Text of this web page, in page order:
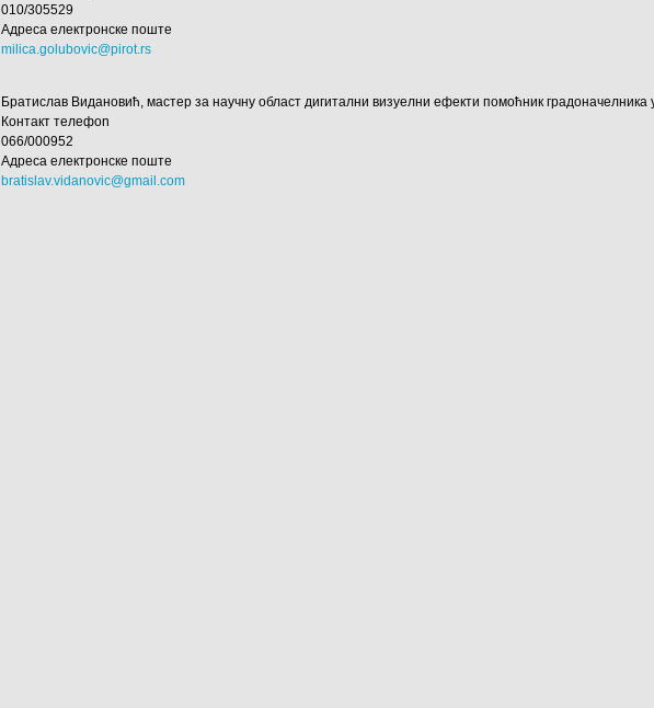
010/305529
Адреса електронске поште
milica.golubovic@pirot.rs
Братислав Видановић, мастер за научну област дигитални визуелни ефекти помоћник
Контакт телефоn
066/000952
Адреса електронске поштe
bratislav.vidanovic@gmail.com